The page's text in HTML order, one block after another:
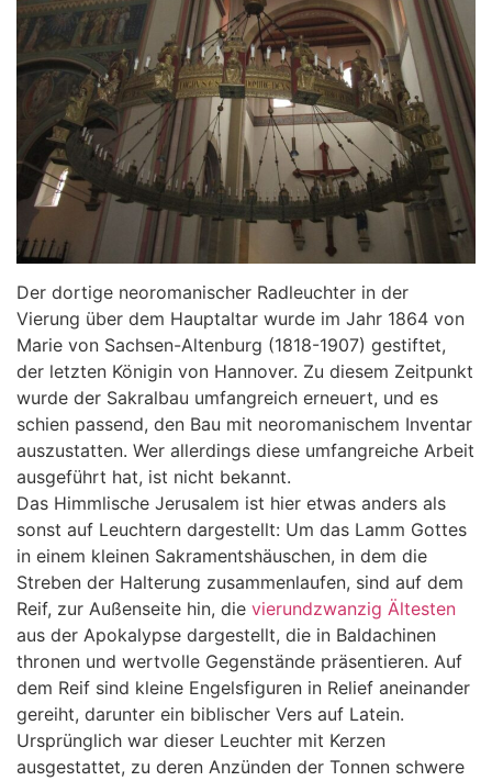
Der dortige neoromanischer Radleuchter in der
Vierung über dem Hauptaltar wurde im Jahr 1864 von
Marie von Sachsen-Altenburg (1818-1907) gestiftet,
der letzten Königin von Hannover. Zu diesem Zeitpunkt
wurde der Sakralbau umfangreich erneuert, und es
schien passend, den Bau mit neoromanischem Inventar
auszustatten. Wer allerdings diese umfangreiche Arbeit
ausgeführt hat, ist nicht bekannt.
Das Himmlische Jerusalem ist hier etwas anders als
sonst auf Leuchtern dargestellt: Um das Lamm Gottes
in einem kleinen Sakramentshäuschen, in dem die
Streben der Halterung zusammenlaufen, sind auf dem
Reif, zur Außenseite hin, die vierundzwanzig Ältesten
aus der Apokalypse dargestellt, die in Baldachinen
thronen und wertvolle Gegenstände präsentieren. Auf
dem Reif sind kleine Engelsfiguren in Relief aneinander
gereiht, darunter ein biblischer Vers auf Latein.
Ursprünglich war dieser Leuchter mit Kerzen
ausgestattet, zu deren Anzünden der Tonnen schwere